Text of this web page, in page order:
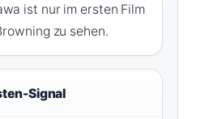
ist nur im ersten Film
zu sehen.
Signal